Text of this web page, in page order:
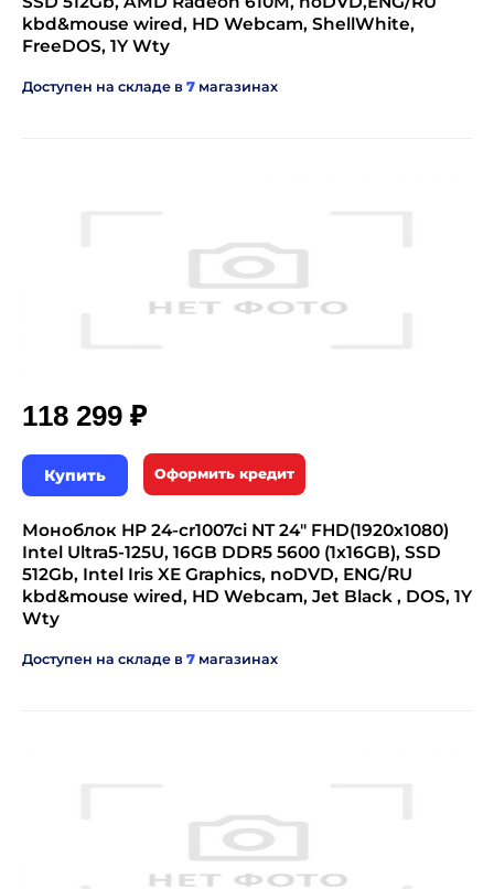
kbd&mouse wired, HD Webcam, ShellWhite,
FreeDOS, 1Y Wty
Доступен на складе в 7 магазинах
118 299 ₽
Купить Оформить кредит
Моноблок HP 24-cr1007ci NT 24" FHD(1920x1080)
Intel Ultra5-125U, 16GB DDR5 5600 (1x16GB), SSD
512Gb, Intel Iris XE Graphics, noDVD, ENG/RU
kbd&mouse wired, HD Webcam, Jet Black , DOS, 1Y
Wty
Доступен на складе в 7 магазинах